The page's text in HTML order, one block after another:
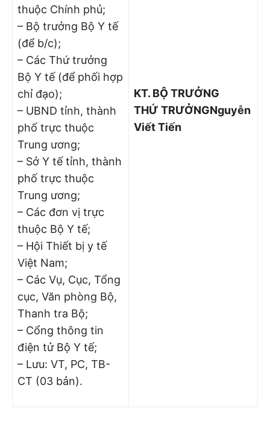
thuộc Chính phủ;
– Bộ trưởng Bộ Y tế
(để b/c);
– Các Thứ trưởng
Bộ Y tế (để phối hợp
chỉ đạo);
– UBND tỉnh, thành
phố trực thuộc
Trung ương;
– Sở Y tế tỉnh, thành
phố trực thuộc
Trung ương;
– Các đơn vị trực
thuộc Bộ Y tế;
– Hội Thiết bị y tế
Việt Nam;
– Các Vụ, Cục, Tổng
cục, Văn phòng Bộ,
Thanh tra Bộ;
– Cổng thông tin
điện tử Bộ Y tế;
– Lưu: VT, PC, TB-
CT (03 bản).
KT. BỘ TRƯỞNG
THỨ TRƯỞNGNguyễn
Viết Tiến